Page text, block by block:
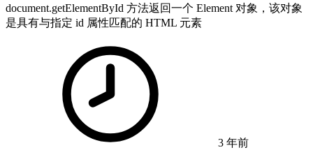
document.getElementById 方法返回一个 Element 对象，该对象
是具有与指定 id 属性匹配的 HTML 元素
3 年前